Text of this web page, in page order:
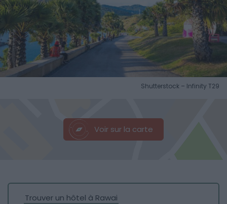
Shutterstock – Infinity T29
Voir sur la carte
Trouver un hôtel à Rawai